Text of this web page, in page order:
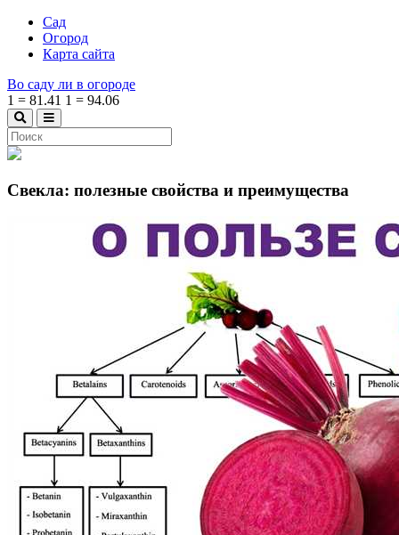
Сад
Огород
Карта сайта
Во саду ли в огороде
1 = 81.41 1 = 94.06
Свекла: полезные свойства и преимущества